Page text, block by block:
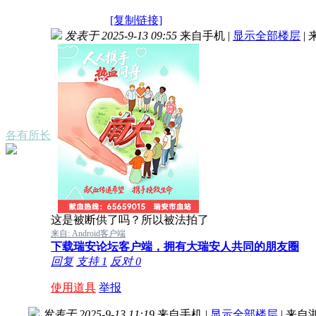
[复制链接]
各有所长
发表于 2025-9-13 09:55 来自手机 | 显示全部楼层 |
这是被断供了吗？所以被法拍了
来自: Android客户端
下载瑞安论坛客户端，拥有大瑞安人共同的朋友圈
回复 支持 1 反对0
使用道具 举报